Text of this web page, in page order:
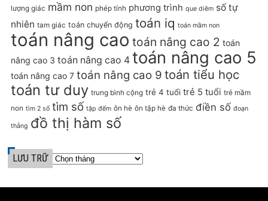
lượng giác mầm non phép tính phương trình que diêm số tự
nhiên tam giác toán chuyển động toán iq toán mầm non
toán nâng cao toán nâng cao 2 toán
nâng cao 3 toán nâng cao 4 toán nâng cao 5
toán nâng cao 7 toán nâng cao 9 toán tiểu học
toán tư duy trung bình cộng trẻ 4 tuổi trẻ 5 tuổi trẻ mầm
non tìm 2 số tìm số tập đếm ôn hè ôn tập hè đa thức điền số đoạn
thẳng đồ thị hàm số
LƯU TRỮ